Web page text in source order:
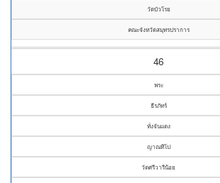
วัดบัวโรย
คณะจังหวัดสมุทรปราการ
46
พระ
ธีรภัทร์
ทั่งจันแดง
ญาณทีโป
วัดศรีวารีน้อย